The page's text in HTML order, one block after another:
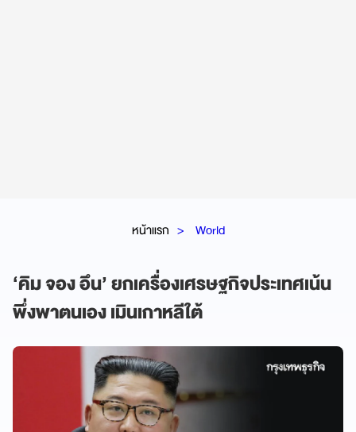
หน้าแรก World
‘คิม จอง อึน’ ยกเครื่องเศรษฐกิจประเทศเน้น
พึ่งพาตนเอง เมินเกาหลีใต้